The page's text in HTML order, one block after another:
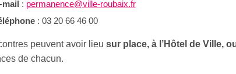
mail : permanence@ville-roubaix.fr
: 03 20 66 46 00
peuvent avoir lieu sur place, à l’Hôtel de Ville,
de chacun.